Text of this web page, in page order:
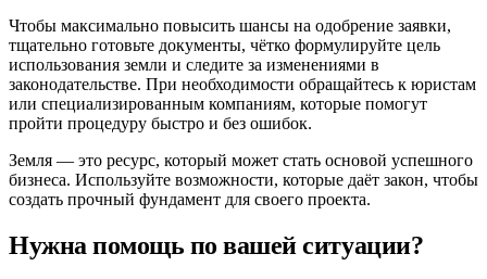
Чтобы максимально повысить шансы на одобрение заявки,
тщательно готовьте документы, чётко формулируйте цель
использования земли и следите за изменениями в
законодательстве. При необходимости обращайтесь к юристам
или специализированным компаниям, которые помогут
пройти процедуру быстро и без ошибок.
Земля — это ресурс, который может стать основой успешного
бизнеса. Используйте возможности, которые даёт закон, чтобы
создать прочный фундамент для своего проекта.
Нужна помощь по вашей ситуации?